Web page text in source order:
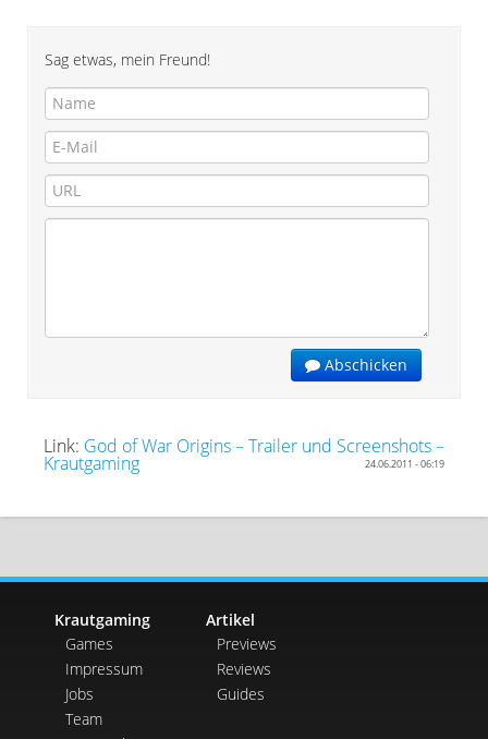
Sag etwas, mein Freund!
Abschicken
Link: God of War Origins – Trailer und Screenshots –
Krautgaming 24.06.2011 - 06:19
Krautgaming
Games
Impressum
Jobs
Team
Artikel
Previews
Reviews
Guides